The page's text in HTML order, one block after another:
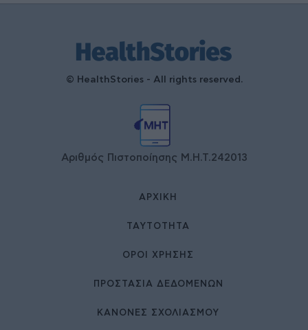
© HealthStories - All rights reserved.
Αριθμός Πιστοποίησης Μ.Η.Τ.242013
ΑΡΧΙΚΉ
ΤΑΥΤΌΤΗΤΑ
ΌΡΟΙ ΧΡΉΣΗΣ
ΠΡΟΣΤΑΣΙΑ ΔΕΔΟΜΕΝΩΝ
ΚΑΝΟΝΕΣ ΣΧΟΛΙΑΣΜΟΥ